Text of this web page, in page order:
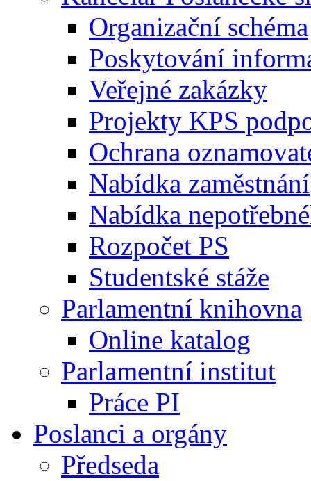
Organizační schéma
Poskytování
Veřejné zakázky
Projekty KPS
Ochrana
Nabídka zaměstnání
Nabídka
Rozpočet PS
Studentské stáže
Parlamentní knihovna
Online katalog
Parlamentní institut
Práce PI
Poslanci a orgány
Předseda